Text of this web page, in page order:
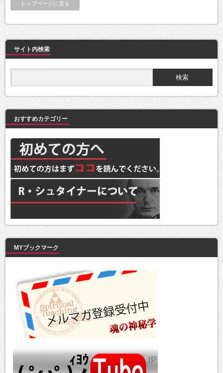
トップページに戻る
サイト内検索
おすすめカテゴリー
MYブックマーク